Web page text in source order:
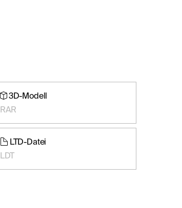
3D-Modell
RAR
LTD-Datei
LDT